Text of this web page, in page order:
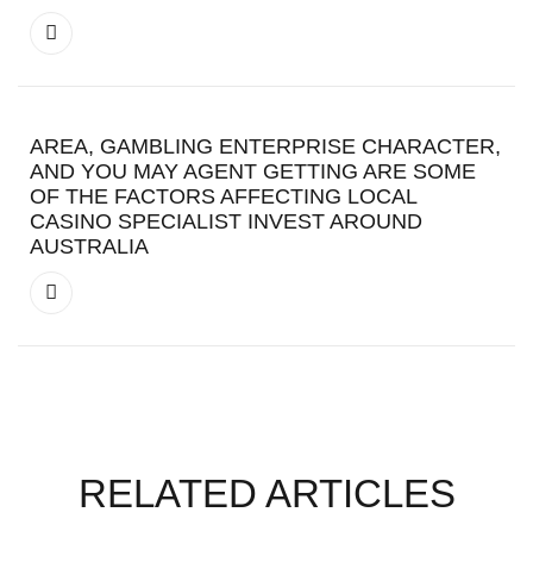
AREA, GAMBLING ENTERPRISE CHARACTER,
AND YOU MAY AGENT GETTING ARE SOME
OF THE FACTORS AFFECTING LOCAL
CASINO SPECIALIST INVEST AROUND
AUSTRALIA
RELATED ARTICLES